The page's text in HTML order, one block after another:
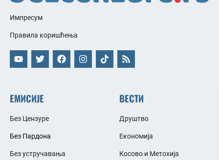
Импресум
Правила коришћења
ЕМИСИЈЕ
Без Цензуре
Без Пардона
Без устручавања
ВЕСТИ
Друштво
Економија
Косово и Метохија